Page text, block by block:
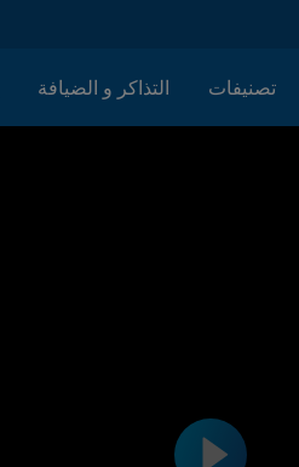
تصنيفات التذاكر و الضيافة